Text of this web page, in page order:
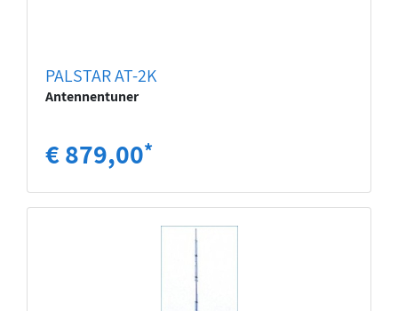
PALSTAR AT-2K
Antennentuner
€ 879,00*